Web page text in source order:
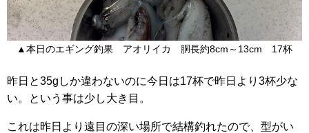
▲本日のエギング釣果 アオリイカ 胴長約8cm～13cm 17杯
昨日と35gしか違わないのに今日は17杯で昨日より3杯少な
い。という事は少し大き目。
これは昨日より遠目の深い場所で結構釣れたので、型がい